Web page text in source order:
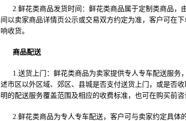
2.鲜花类商品发货时间：鲜花类商品属于定制类商品，
间以卖家商品详情页公示或交易双方约定为准，客户可在
响收货。
商品配送
1.送货上门：鲜花类商品为卖家提供专人专车配送服务
述市区以外区域、郊区、县城是否支付送货上门，或是否
明的配送服务覆盖范围及相应的收费标准，也可在购买前咨
2.鲜花类商品为专人专车配送，客户可与卖家约定具体